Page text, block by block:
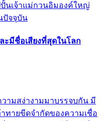
นเจ้าแม่กวนอิมองค์ใหญ่
ปัจจุบัน
มีชื่อเสียงที่สุดในโลก
ามสง่างามมาบรรจบกัน มี
ทายขีดจำกัดของความเชื่อ